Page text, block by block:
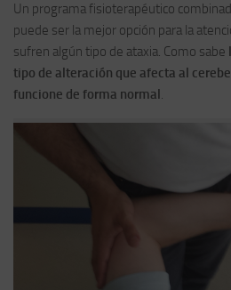
Un programa fisioterapéutico
puede ser la mejor opción para la
sufren algún tipo de ataxia. Como sabe
tipo de alteración que afecta al
funcione de forma normal.